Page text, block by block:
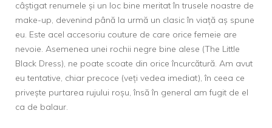
câștigat renumele și un loc bine meritat în trusele noastre de
make-up, devenind până la urmă un clasic în viață aș spune
eu. Este acel accesoriu couture de care orice femeie are
nevoie. Asemenea unei rochii negre bine alese (The Little
Black Dress), ne poate scoate din orice încurcătură. Am avut
eu tentative, chiar precoce (veți vedea imediat), în ceea ce
privește purtarea rujului roșu, însă în general am fugit de el
ca de balaur.